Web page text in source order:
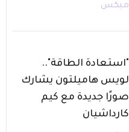
ميكس
"استعادة الطاقة"..
لويس هاميلتون يشارك
صورًا جديدة مع كيم
كارداشيان